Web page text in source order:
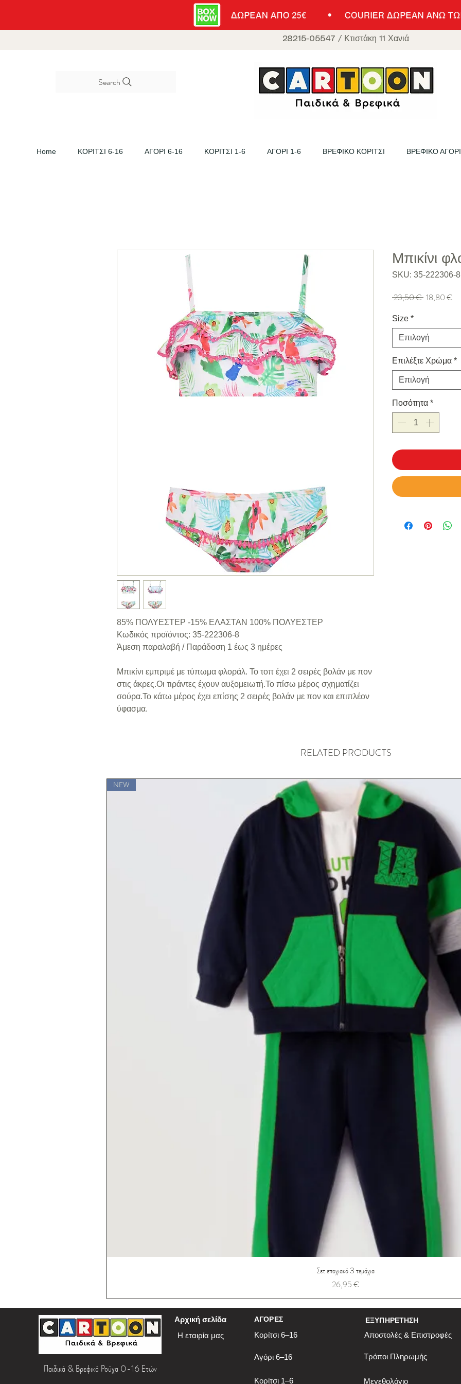
28215-05547 / Κτιστάκη 11 Χανιά
Search
Home ΚΟΡΙΤΣΙ 6-16 ΑΓΟΡΙ 6-16 ΚΟΡΙΤΣΙ 1-6 ΑΓΟΡΙ 1-6 ΒΡΕΦΙΚΟ ΚΟΡΙΤΣΙ ΒΡΕΦΙΚΟ ΑΓΟΡΙ
85% ΠΟΛΥΕΣΤΕΡ -15% ΕΛΑΣΤΑΝ 100% ΠΟΛΥΕΣΤΕΡ
Κωδικός προϊόντος: 35-222306-8
Άμεση παραλαβή / Παράδoση 1 έως 3 ημέρες
Μπικίνι εμπριμέ με τύπωμα φλοράλ. Το τοπ έχει 2 σειρές βολάν με πον
στις άκρες.Οι τιράντες έχουν αυξομειωτή.Το πίσω μέρος σχηματίζει
σούρα.Το κάτω μέρος έχει επίσης 2 σειρές βολάν με πον και επιπλέον
ύφασμα.
Μπικίνι
SKU: 35-222306-8
23,50 € Κανονική τιμή
18,80 €
Size *
Επιλογή
Επιλέξτε Χρώμα *
Επιλογή
Ποσότητα *
RELATED PRODUCTS
NEW
Σετ εποχιακό 3 τεμάχια
Τιμή
26,95 €
Αρχική σελίδα
Η εταιρία μας
Παιδικά & Βρεφικά Ρούχα 0-16 Ετών
ΑΓΟΡΕΣ
Κορίτσι 6–16
Αγόρι 6–16
Κορίτσι 1–6
ΕΞΥΠΗΡΕΤΗΣΗ
Αποστολές & Επιστροφές
Τρόποι Πληρωμής
Μεγεθολόγιο